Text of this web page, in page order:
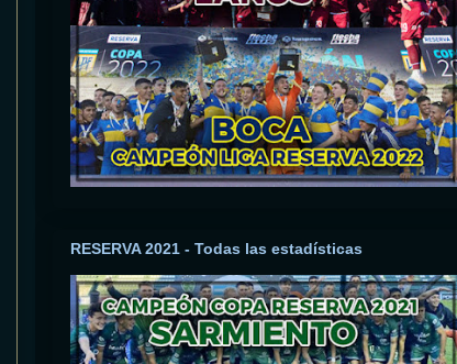
RESERVA 2021 - Todas las estadísticas